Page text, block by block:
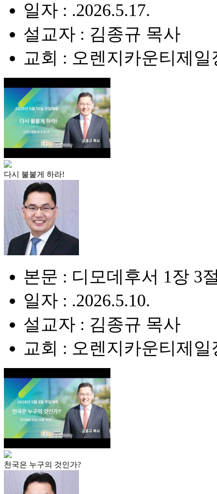
일자 : .2026.5.17.
설교자 : 김종규 목사
교회 : 오렌지카운티제일
다시 불붙게 하라!
본문 : 디모데후서 1장 3
일자 : .2026.5.10.
설교자 : 김종규 목사
교회 : 오렌지카운티제일
천국은 누구의 것인가?